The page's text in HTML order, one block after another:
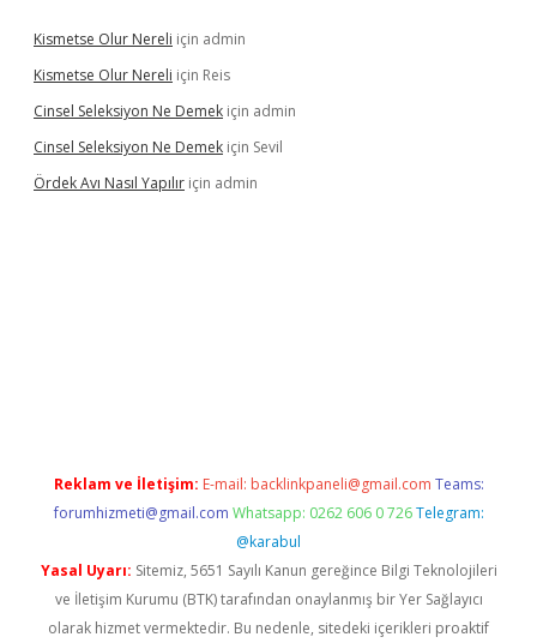
Kismetse Olur Nereli için admin
Kismetse Olur Nereli için Reis
Cinsel Seleksiyon Ne Demek için admin
Cinsel Seleksiyon Ne Demek için Sevil
Ördek Avı Nasıl Yapılır için admin
Reklam ve İletişim: E-mail: backlinkpaneli@gmail.com Teams:
forumhizmeti@gmail.com Whatsapp: 0262 606 0 726 Telegram:
@karabul
Yasal Uyarı: Sitemiz, 5651 Sayılı Kanun gereğince Bilgi Teknolojileri
ve İletişim Kurumu (BTK) tarafından onaylanmış bir Yer Sağlayıcı
olarak hizmet vermektedir. Bu nedenle, sitedeki içerikleri proaktif